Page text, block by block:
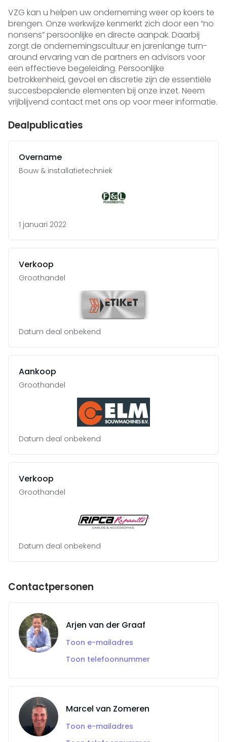
VZG kan u helpen uw onderneming weer op koers te
brengen. Onze werkwijze kenmerkt zich door een “no
nonsens” persoonlijke en directe aanpak. Daarbij
zorgt de ondernemingscultuur en jarenlange turn-
around ervaring van de partners en advisors voor
een effectieve begeleiding. Persoonlijke
betrokkenheid, gevoel en discretie zijn de essentiële
succesbepalende elementen bij onze inzet. Neem
vrijblijvend contact met ons op voor meer informatie.
Dealpublicaties
Overname
Bouw & installatietechniek
1 januari 2022
Verkoop
Groothandel
Datum deal onbekend
Aankoop
Groothandel
Datum deal onbekend
Verkoop
Groothandel
Datum deal onbekend
Contactpersonen
Arjen van der Graaf
Toon e-mailadres
Toon telefoonnummer
Marcel van Zomeren
Toon e-mailadres